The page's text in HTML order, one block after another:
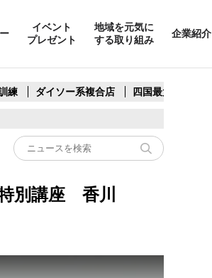
イベント
プレゼント
地域を元気に
する取り組み
企業紹介
練 ダイソー系複合店 四国最大スリコ
別講座 香川